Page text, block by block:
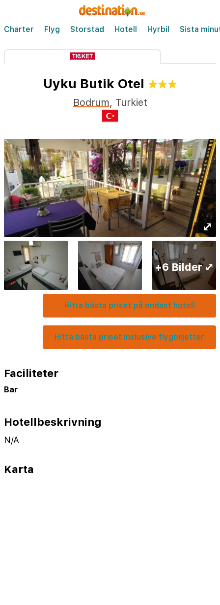
Charter Flyg Storstad Hotell Hyrbil Sista
Uyku Butik Otel
Bodrum, Turkiet
⤢
Hitta bästa priset på endast hotell
Hitta bästa priset inklusive flygbiljetter
+6 Bilder ⤢
Faciliteter
Bar
Hotellbeskrivning
N/A
Karta